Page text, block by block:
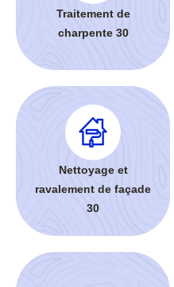
Traitement de
charpente 30
Nettoyage et
ravalement de façade
30